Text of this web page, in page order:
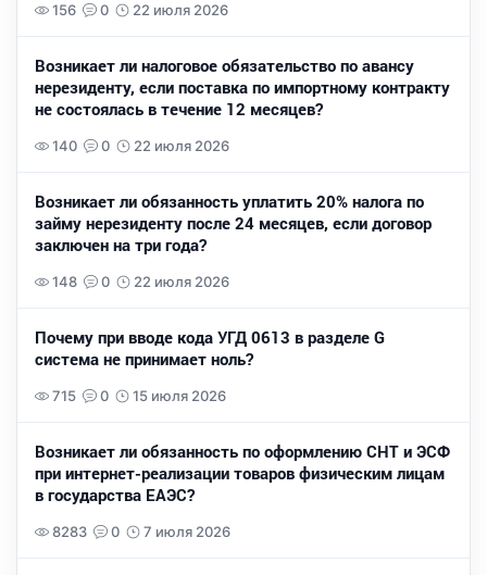
156 0 22 июля 2026
Возникает ли налоговое обязательство по авансу
нерезиденту, если поставка по импортному контракту
не состоялась в течение 12 месяцев?
140 0 22 июля 2026
Возникает ли обязанность уплатить 20% налога по
займу нерезиденту после 24 месяцев, если договор
заключен на три года?
148 0 22 июля 2026
Почему при вводе кода УГД 0613 в разделе G
система не принимает ноль?
715 0 15 июля 2026
Возникает ли обязанность по оформлению СНТ и ЭСФ
при интернет-реализации товаров физическим лицам
в государства ЕАЭС?
8283 0 7 июля 2026